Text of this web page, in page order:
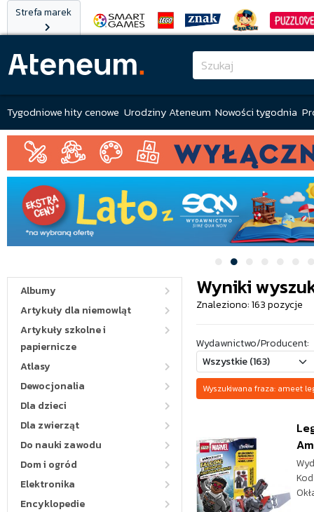
Strefa marek
Tygodniowe hity cenowe Urodziny Ateneum Nowości tygodnia
Albumy
Artykuły dla niemowląt
Artykuły szkolne i
papiernicze
Atlasy
Dewocjonalia
Dla dzieci
Dla zwierząt
Do nauki zawodu
Dom i ogród
Elektronika
Encyklopedie
Wyniki
Znaleziono: 163 pozycje
Wydawnictwo/Producent:
Wyszukiwana fraza: ameet